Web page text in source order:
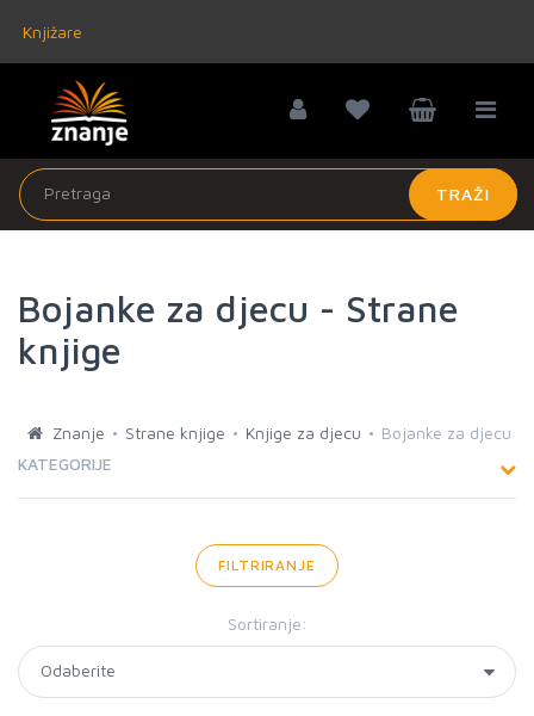
Knjižare
TRAŽI
Bojanke za djecu - Strane
knjige
Znanje Strane knjige Knjige za djecu
Bojanke za djecu
KATEGORIJE
FILTRIRANJE
Sortiranje: